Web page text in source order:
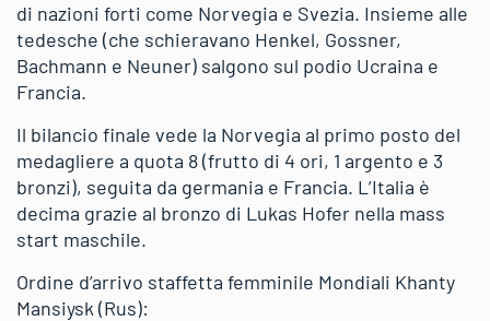
di nazioni forti come Norvegia e Svezia. Insieme alle
tedesche (che schieravano Henkel, Gossner,
Bachmann e Neuner) salgono sul podio Ucraina e
Francia.
Il bilancio finale vede la Norvegia al primo posto del
medagliere a quota 8 (frutto di 4 ori, 1 argento e 3
bronzi), seguita da germania e Francia. L’Italia è
decima grazie al bronzo di Lukas Hofer nella mass
start maschile.
Ordine d’arrivo staffetta femminile Mondiali Khanty
Mansiysk (Rus):